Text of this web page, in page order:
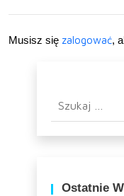
Musisz się zalogować,
Ostatnie